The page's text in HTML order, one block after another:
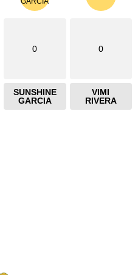
0
SUNSHINE
GARCIA
0
VIMI
RIVERA